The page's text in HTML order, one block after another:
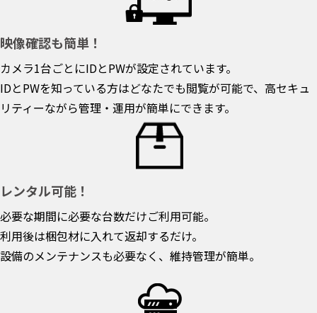
映像確認も簡単！
カメラ1台ごとにIDとPWが設定されています。
IDとPWを知っている方はどなたでも閲覧が可能で、高セキュ
リティーながら管理・運用が簡単にできます。
レンタル可能！
必要な期間に必要な台数だけご利用可能。
利用後は梱包材に入れて返却するだけ。
設備のメンテナンスも必要なく、維持管理が簡単。